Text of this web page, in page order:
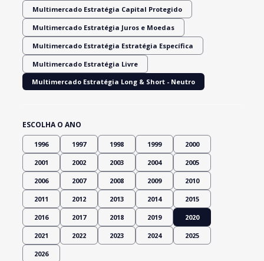
Multimercado Estratégia Capital Protegido
Multimercado Estratégia Juros e Moedas
Multimercado Estratégia Estratégia Específica
Multimercado Estratégia Livre
Multimercado Estratégia Long & Short - Neutro
ESCOLHA O ANO
1996 1997 1998 1999 2000
2001 2002 2003 2004 2005
2006 2007 2008 2009 2010
2011 2012 2013 2014 2015
2016 2017 2018 2019 2020
2021 2022 2023 2024 2025
2026